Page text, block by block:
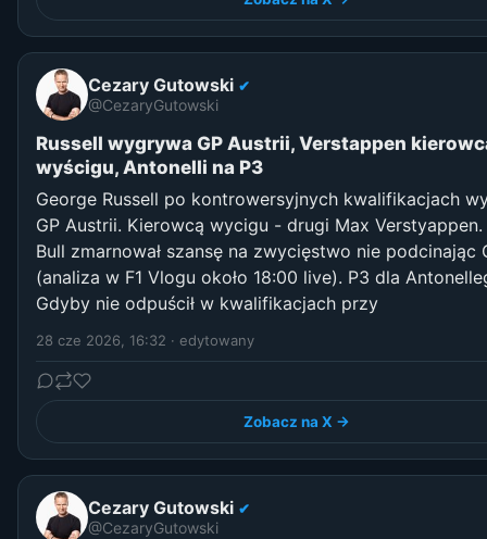
Cezary Gutowski ✔
@CezaryGutowski
Russell wygrywa GP Austrii, Verstappen
wyścigu, Antonelli na P3
George Russell po kontrowersyjnych kwalifikacjach
GP Austrii. Kierowcą wycigu - drugi Max Verstyappen.
Bull zmarnował szansę na zwycięstwo nie podcinając
(analiza w F1 Vlogu około 18:00 live). P3 dla
Gdyby nie odpuścił w kwalifikacjach przy
28 cze 2026, 16:32 · edytowany
Zobacz na X →
Cezary Gutowski ✔
@CezaryGutowski